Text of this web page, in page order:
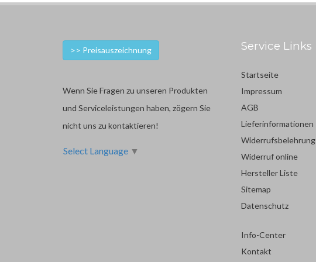
>> Preisauszeichnung
Wenn Sie Fragen zu unseren Produkten
und Serviceleistungen haben, zögern Sie
nicht uns zu kontaktieren!
Select Language ▼
Service Links
Startseite
Impressum
AGB
Lieferinformationen
Widerrufsbelehrung
Widerruf online
Hersteller Liste
Sitemap
Datenschutz
Info-Center
Kontakt